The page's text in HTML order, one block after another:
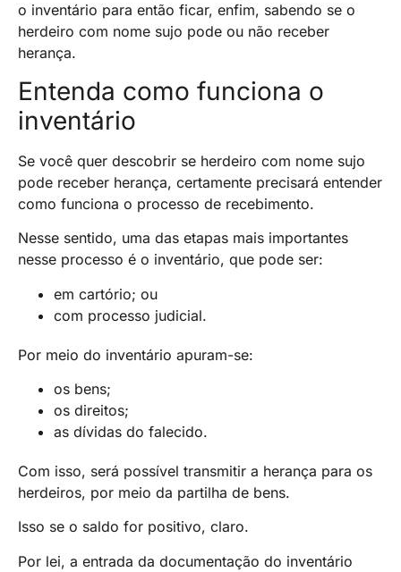
o inventário para então ficar, enfim, sabendo se o
herdeiro com nome sujo pode ou não receber
herança.
Entenda como funciona o
inventário
Se você quer descobrir se herdeiro com nome sujo
pode receber herança, certamente precisará entender
como funciona o processo de recebimento.
Nesse sentido, uma das etapas mais importantes
nesse processo é o inventário, que pode ser:
em cartório; ou
com processo judicial.
Por meio do inventário apuram-se:
os bens;
os direitos;
as dívidas do falecido.
Com isso, será possível transmitir a herança para os
herdeiros, por meio da partilha de bens.
Isso se o saldo for positivo, claro.
Por lei, a entrada da documentação do inventário